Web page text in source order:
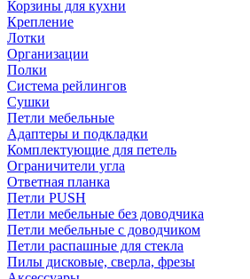
Корзины для кухни
Крепление
Лотки
Организации
Полки
Система рейлингов
Сушки
Петли мебельные
Адаптеры и подкладки
Комплектующие для петель
Ограничители угла
Ответная планка
Петли PUSH
Петли мебельные без доводчика
Петли мебельные с доводчиком
Петли распашные для стекла
Пилы дисковые, сверла, фрезы